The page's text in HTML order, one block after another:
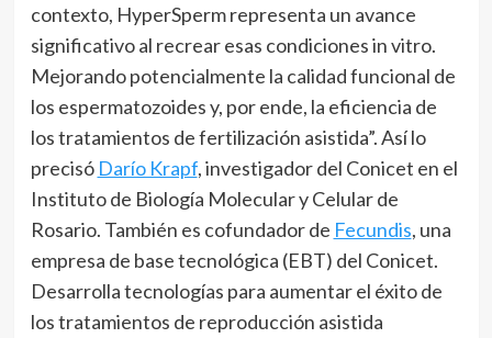
contexto, HyperSperm representa un avance
significativo al recrear esas condiciones in vitro.
Mejorando potencialmente la calidad funcional de
los espermatozoides y, por ende, la eficiencia de
los tratamientos de fertilización asistida”. Así lo
precisó Darío Krapf, investigador del Conicet en el
Instituto de Biología Molecular y Celular de
Rosario. También es cofundador de Fecundis, una
empresa de base tecnológica (EBT) del Conicet.
Desarrolla tecnologías para aumentar el éxito de
los tratamientos de reproducción asistida